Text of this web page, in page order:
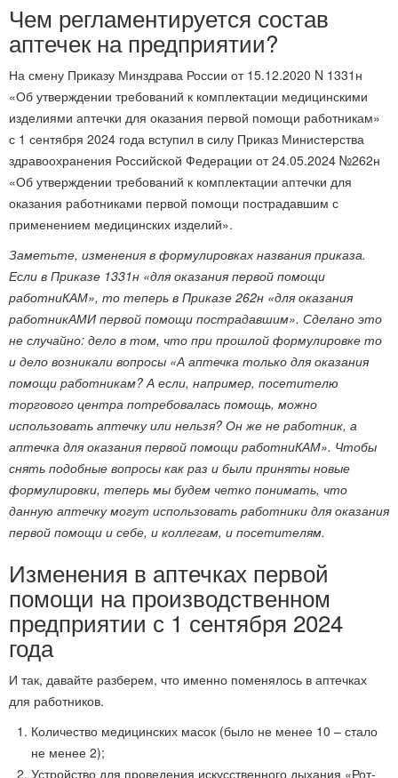
Чем регламентируется состав
аптечек на предприятии?
На смену Приказу Минздрава России от 15.12.2020 N 1331н
«Об утверждении требований к комплектации медицинскими
изделиями аптечки для оказания первой помощи работникам»
с 1 сентября 2024 года вступил в силу Приказ Министерства
здравоохранения Российской Федерации от 24.05.2024 №262н
«Об утверждении требований к комплектации аптечки для
оказания работниками первой помощи пострадавшим с
применением медицинских изделий».
Заметьте, изменения в формулировках названия приказа.
Если в Приказе 1331н «для оказания первой помощи
работниКАМ», то теперь в Приказе 262н «для оказания
работникАМИ первой помощи пострадавшим». Сделано это
не случайно: дело в том, что при прошлой формулировке то
и дело возникали вопросы «А аптечка только для оказания
помощи работникам? А если, например, посетителю
торгового центра потребовалась помощь, можно
использовать аптечку или нельзя? Он же не работник, а
аптечка для оказания первой помощи работниКАМ». Чтобы
снять подобные вопросы как раз и были приняты новые
формулировки, теперь мы будем четко понимать, что
данную аптечку могут использовать работники для оказания
первой помощи и себе, и коллегам, и посетителям.
Изменения в аптечках первой
помощи на производственном
предприятии с 1 сентября 2024
года
И так, давайте разберем, что именно поменялось в аптечках
для работников.
Количество медицинских масок (было не менее 10 – стало
не менее 2);
Устройство для проведения искусственного дыхания «Рот-